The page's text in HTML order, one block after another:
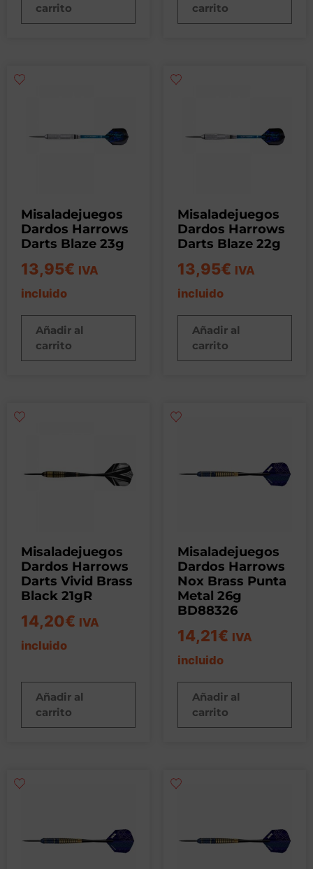
carrito
carrito
Misaladejuegos
Dardos Harrows
Darts Blaze 23g
13,95€ IVA
incluido
Añadir al
carrito
Misaladejuegos
Dardos Harrows
Darts Blaze 22g
13,95€ IVA
incluido
Añadir al
carrito
Misaladejuegos
Dardos Harrows
Darts Vivid Brass
Black 21gR
14,20€ IVA
incluido
Añadir al
carrito
Misaladejuegos
Dardos Harrows
Nox Brass Punta
Metal 26g
BD88326
14,21€ IVA
incluido
Añadir al
carrito